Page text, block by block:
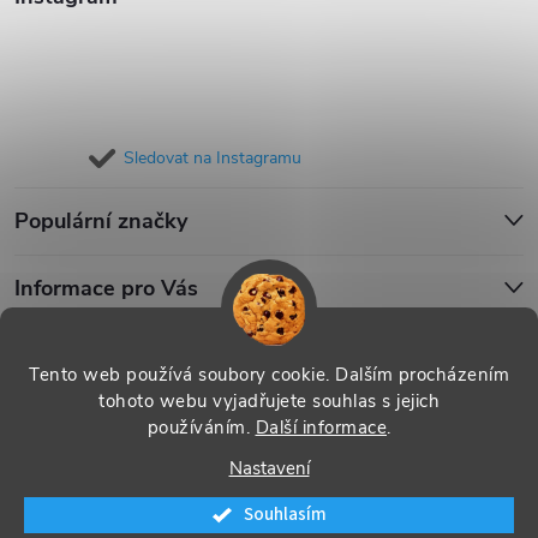
Tento web používá soubory cookie. Dalším procházením
tohoto webu vyjadřujete souhlas s jejich
používáním. Další informace.
Nastavení
Souhlasím
Sledovat na Instagramu
Populární značky
Informace pro Vás
Vytvořil Shoptet
Copyright 2026 . Všechna práva vyhrazena.
nastavení cookies